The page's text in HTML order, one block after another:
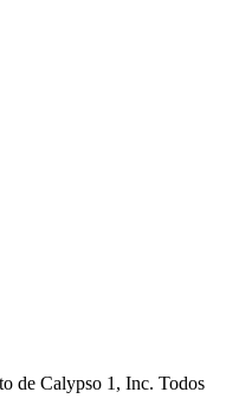
de Calypso 1, Inc. Todos